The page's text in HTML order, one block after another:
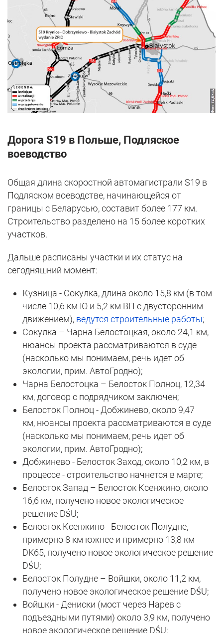
Дорога S19 в Польше, Подляское
воеводство
Общая длина скоростной автомагистрали S19 в
Подляском воеводстве, начинающейся от
границы с Беларусью, составит более 177 км.
Строительство разделено на 15 более коротких
участков.
Дальше расписаны участки и их статус на
сегодняшний момент:
Кузница - Сокулка, длина около 15,8 км (в том
числе 10,6 км Ю и 5,2 км ВП с двусторонним
движением), ведутся строительные работы;
Сокулка – Чарна Белостоцкая, около 24,1 км,
нюансы проекта рассматриваются в суде
(насколько мы понимаем, речь идет об
экологии, прим. АвтоГродно);
Чарна Белостоцка – Белосток Полноц, 12,34
км, договор с подрядчиком заключен;
Белосток Полноц - Добжинево, около 9,47
км, нюансы проекта рассматриваются в суде
(насколько мы понимаем, речь идет об
экологии, прим. АвтоГродно);
Добжинево - Белосток Заход, около 10,2 км, в
процессе - строительство начнется в марте;
Белосток Запад – Белосток Ксенжино, около
16,6 км, получено новое экологическое
решение DŚU;
Белосток Ксенжино - Белосток Полудне,
примерно 8 км южнее и примерно 13,8 км
DK65, получено новое экологическое решение
DŚU;
Белосток Полудне – Войшки, около 11,2 км,
получено новое экологическое решение DŚU;
Войшки - Дениски (мост через Нарев с
подъездными путями) около 3,9 км, получено
новое экологическое решение DŚU;